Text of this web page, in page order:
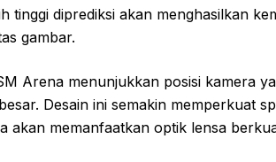
tinggi diprediksi akan menghasilkan
gambar.
Arena menunjukkan posisi kamera
Desain ini semakin memperkuat
akan memanfaatkan optik lensa